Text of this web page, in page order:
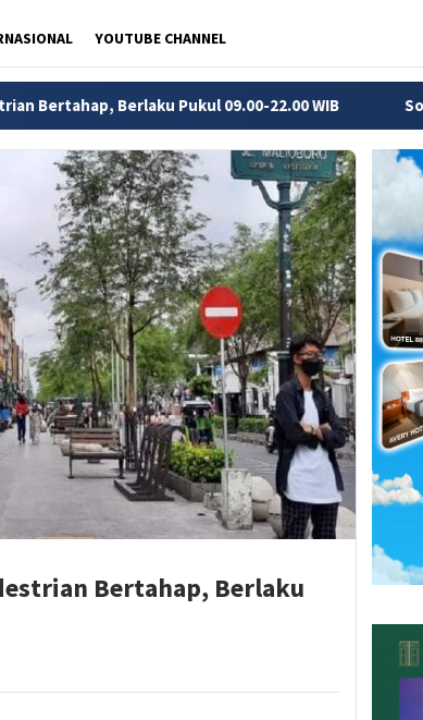
YOUTUBE CHANNEL
09.00-22.00 WIB Soto Tauto Pekalongan:
Bertahap, Berlaku